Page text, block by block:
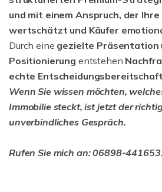
und mit einem Anspruch, der Ihre
wertschätzt und Käufer
Durch eine gezielte Präsentation
Positionierung entstehen
echte Entscheidungsbereitschaft
Wenn Sie wissen möchten,
Immobilie steckt, ist jetzt der
unverbindliches Gespräch.
Rufen Sie mich an: 06898-